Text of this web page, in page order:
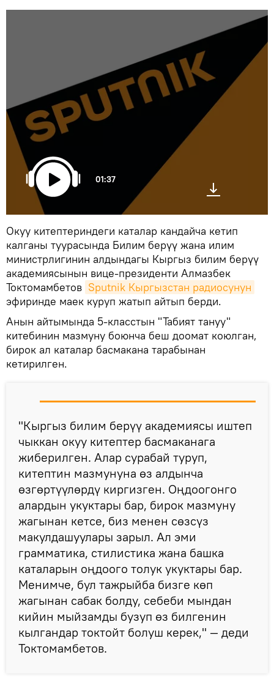
01:37
Окуу китептериндеги каталар кандайча кетип
калганы туурасында Билим берүү жана илим
министрлигинин алдындагы Кыргыз билим берүү
академиясынын вице-президенти Алмазбек
Токтомамбетов Sputnik Кыргызстан радиосунун
эфиринде маек куруп жатып айтып берди.
Анын айтымында 5-класстын "Табият тануу"
китебинин мазмуну боюнча беш доомат коюлган,
бирок ал каталар басмакана тарабынан
кетирилген.
"Кыргыз билим берүү академиясы иштеп
чыккан окуу китептер басмаканага
жиберилген. Алар сурабай туруп,
китептин мазмунуна өз алдынча
өзгөртүүлөрдү киргизген. Оңдоогонго
алардын укуктары бар, бирок мазмуну
жагынан кетсе, биз менен сөзсүз
макулдашуулары зарыл. Ал эми
грамматика, стилистика жана башка
каталарын оңдоого толук укуктары бар.
Менимче, бул тажрыйба бизге көп
жагынан сабак болду, себеби мындан
кийин мыйзамды бузуп өз билгенин
кылгандар токтойт болуш керек," — деди
Токтомамбетов.